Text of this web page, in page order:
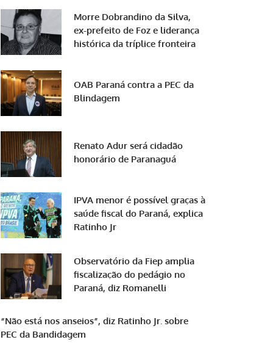
Morre Dobrandino da Silva,
ex-prefeito de Foz e liderança
histórica da tríplice fronteira
OAB Paraná contra a PEC da
Blindagem
Renato Adur será cidadão
honorário de Paranaguá
IPVA menor é possível graças à
saúde fiscal do Paraná, explica
Ratinho Jr
Observatório da Fiep amplia
fiscalização do pedágio no
Paraná, diz Romanelli
“Não está nos anseios”, diz Ratinho Jr. sobre
PEC da Bandidagem